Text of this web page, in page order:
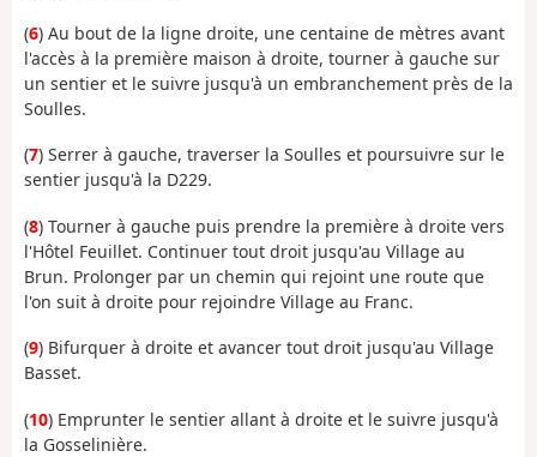
(6) Au bout de la ligne droite, une centaine de mètres avant
l'accès à la première maison à droite, tourner à gauche sur
un sentier et le suivre jusqu'à un embranchement près de la
Soulles.
(7) Serrer à gauche, traverser la Soulles et poursuivre sur le
sentier jusqu'à la D229.
(8) Tourner à gauche puis prendre la première à droite vers
l'Hôtel Feuillet. Continuer tout droit jusqu'au Village au
Brun. Prolonger par un chemin qui rejoint une route que
l'on suit à droite pour rejoindre Village au Franc.
(9) Bifurquer à droite et avancer tout droit jusqu'au Village
Basset.
(10) Emprunter le sentier allant à droite et le suivre jusqu'à
la Gosselinière.